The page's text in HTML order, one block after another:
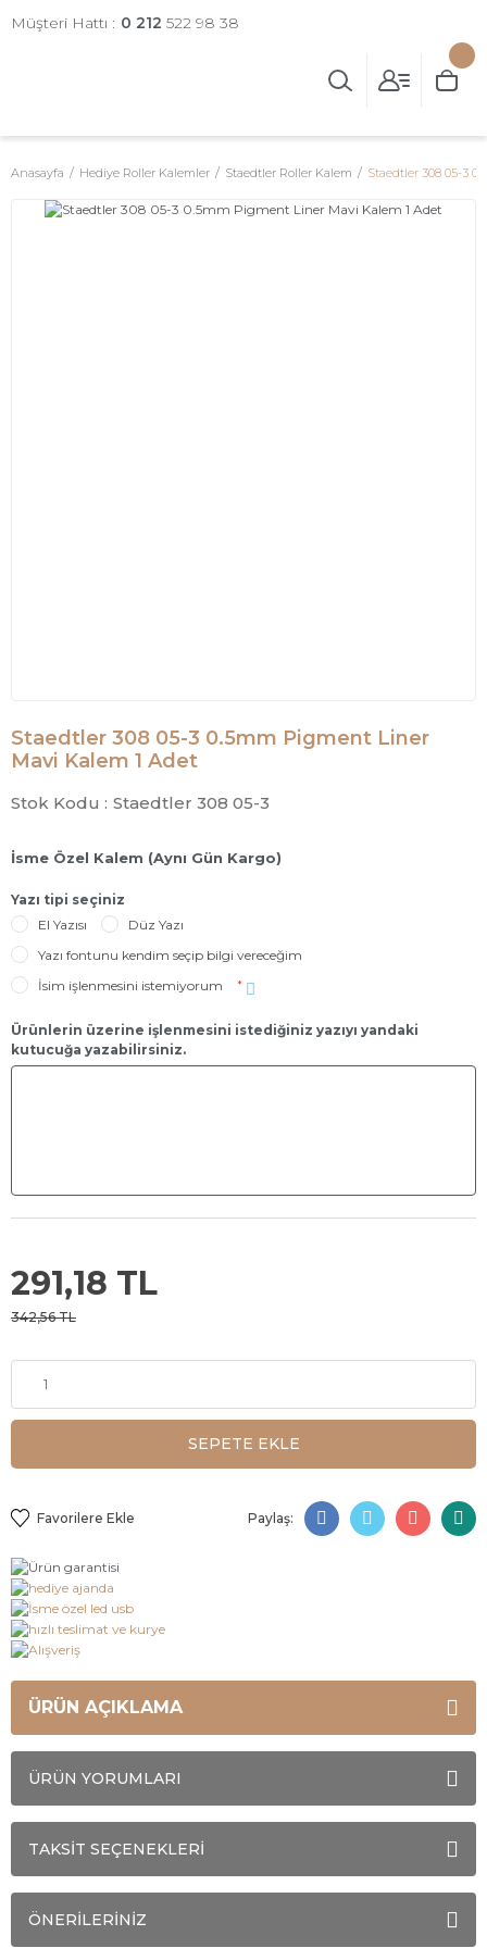
Müşteri Hattı : 0 212 522 98 38
Anasayfa Hediye Roller Kalemler Staedtler Roller Kalem Staedtler 308 05-3
Staedtler 308 05-3 0.5mm Pigment Liner
Mavi Kalem 1 Adet
Stok Kodu : Staedtler 308 05-3
İsme Özel Kalem (Aynı Gün Kargo)
Yazı tipi seçiniz
El Yazısı
Düz Yazı
Yazı fontunu kendim seçip bilgi vereceğim
İsim işlenmesini istemiyorum
*
Ürünlerin üzerine işlenmesini istediğiniz yazıyı yandaki
kutucuğa yazabilirsiniz.
291,18 TL
342,56 TL
SEPETE EKLE
Paylaş:
ÜRÜN AÇIKLAMA
ÜRÜN YORUMLARI
TAKSİT SEÇENEKLERİ
ÖNERİLERİNİZ